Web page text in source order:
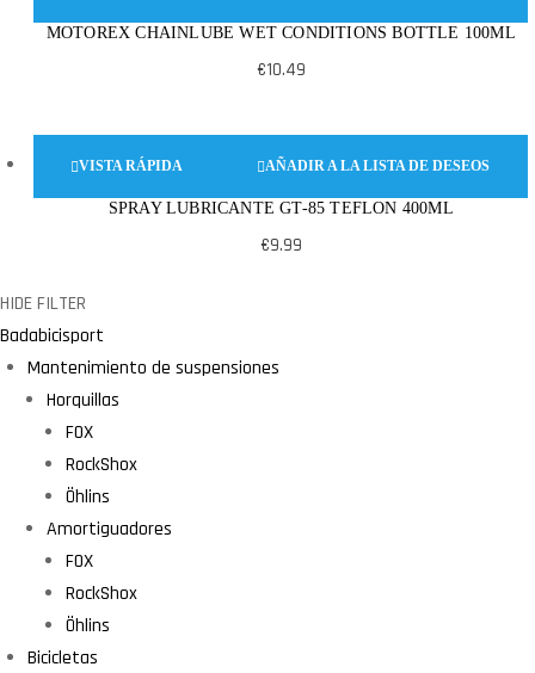
MOTOREX CHAINLUBE WET CONDITIONS BOTTLE 100ML
€10.49
VISTA RÁPIDA AÑADIR A LA LISTA DE DESEOS
SPRAY LUBRICANTE GT-85 TEFLON 400ML
€9.99
HIDE FILTER
Badabicisport
Mantenimiento de suspensiones
Horquillas
FOX
RockShox
Öhlins
Amortiguadores
FOX
RockShox
Öhlins
Bicicletas